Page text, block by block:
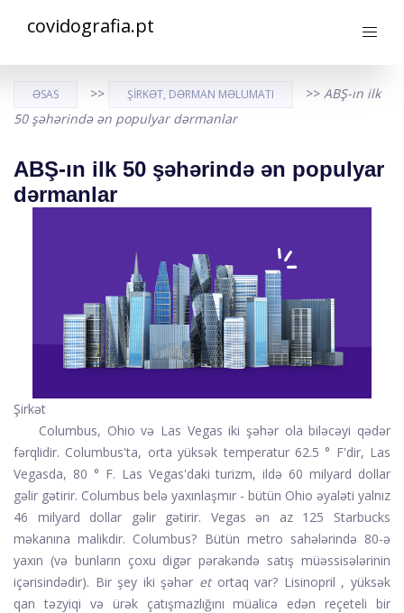
covidografia.pt
ƏSAS >> ŞIRKƏT, DƏRMAN MƏLUMATI >> ABŞ-ın ilk
50 şəhərində ən populyar dərmanlar
ABŞ-ın ilk 50 şəhərində ən populyar
dərmanlar
Şirkət
Columbus, Ohio və Las Vegas iki şəhər ola biləcəyi qədər
fərqlidir. Columbus'ta, orta yüksək temperatur 62.5 ° F'dir, Las
Vegasda, 80 ° F. Las Vegas'daki turizm, ildə 60 milyard dollar
gəlir gətirir. Columbus belə yaxınlaşmır - bütün Ohio əyaləti yalnız
46 milyard dollar gəlir gətirir. Vegas ən az 125 Starbucks
məkanına malikdir. Columbus? Bütün metro sahələrində 80-ə
yaxın (və bunların çoxu digər pərakəndə satış müəssisələrinin
içərisindədir). Bir şey iki şəhər et ortaq var? Lisinopril , yüksək
qan təzyiqi və ürək çatışmazlığını müalicə edən reçeteli bir